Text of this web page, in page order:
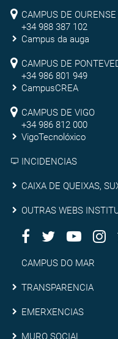
Campus
de
Ourense
CAMPUS DE OURENSE
+34 988 387 102
Campus da auga
Campus
de
Pontevedra
CAMPUS DE
+34 986 801 949
CampusCREA
Campus
de
Vigo
CAMPUS DE VIGO
+34 986 812 000
VigoTecnolóxico
INCIDENCIAS
Caixa
de
queixas,
suxestións
e
parabéns
CAIXA DE QUEIXAS,
Outras
webs
OUTRAS WEBS
Redes
Sociais
Facebook
TwitterYoutube
Campus
do
Mar
CAMPUS DO MAR
TRANSPARENCIA
EMERXENCIAS
MURO SOCIAL